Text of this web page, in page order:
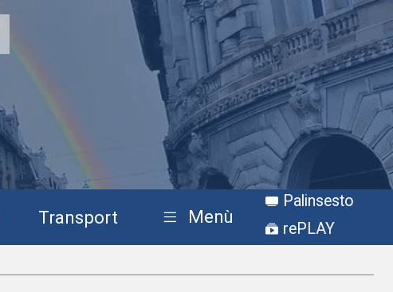
Transport Menù
Palinsesto
rePLAY